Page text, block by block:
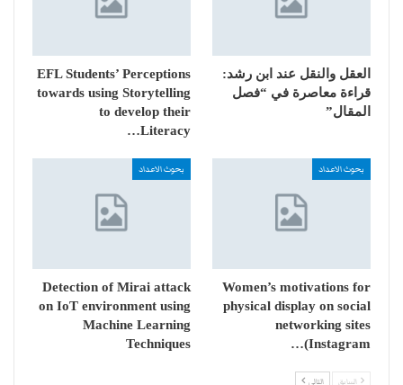
العقل والنقل عند ابن رشد:
قراءة معاصرة في “فصل
المقال”
EFL Students’ Perceptions
towards using Storytelling
to develop their
Literacy…
بحوث الاعداد
Women’s motivations for
physical display on social
networking sites
(Instagram…
بحوث الاعداد
Detection of Mirai attack
on IoT environment using
Machine Learning
Techniques
السابق التالي